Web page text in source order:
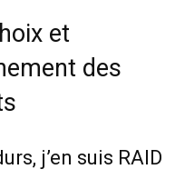
et
des
j’en suis RAID